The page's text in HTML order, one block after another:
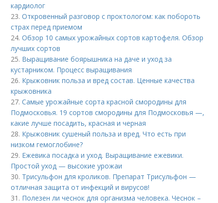
кардиолог
23.Откровенный разговор с проктологом: как побороть
страх перед приемом
24.Обзор 10 самых урожайных сортов картофеля. Обзор
лучших сортов
25. Выращивание боярышника на даче и уход за
кустарником. Процесс выращивания
26. Крыжовник польза и вред состав. Ценные качества
крыжовника
27.Самые урожайные сорта красной смородины для
Подмосковья. 19 сортов смородины для Подмосковья —,
какие лучше посадить, красная и черная
28. Крыжовник сушеный польза и вред. Что есть при
низком гемоглобине?
29. Ежевика посадка и уход. Выращивание ежевики.
Простой уход — высокие урожаи
30. Трисульфон для кроликов. Препарат Трисульфон —
отличная защита от инфекций и вирусов!
31. Полезен ли чеснок для организма человека. Чеснок –